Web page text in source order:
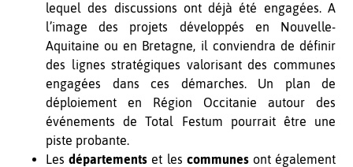
lequel des discussions ont déjà été engagées. A
l’image des projets développés en Nouvelle-
Aquitaine ou en Bretagne, il conviendra de définir
des lignes stratégiques valorisant des communes
engagées dans ces démarches. Un plan de
déploiement en Région Occitanie autour des
événements de Total Festum pourrait être une
piste probante.
Lesdépartementset les communes ont également